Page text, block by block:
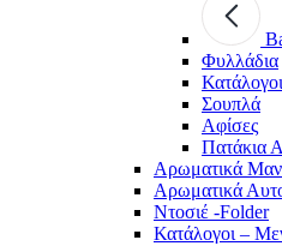
Φυλλάδια
Σουπλά
Αφίσες
Πατάκια
Αρωματικά
Αρωματικά
Ντοσιέ -Folder
Κατάλογοι –